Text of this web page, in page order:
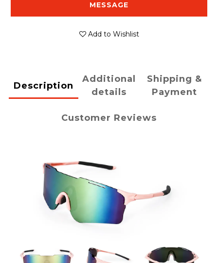
MESSAGE
Add to Wishlist
Description
Additional
details
Shipping &
Payment
Customer Reviews